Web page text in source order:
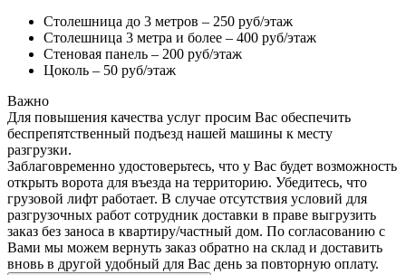
Столешница до 3 метров – 250 руб/этаж
Столешница 3 метра и более – 400 руб/этаж
Стеновая панель – 200 руб/этаж
Цоколь – 50 руб/этаж
Важно
Для повышения качества услуг просим Вас обеспечить
беспрепятственный подъезд нашей машины к месту
разгрузки.
Заблаговременно удостоверьтесь, что у Вас будет возможность
открыть ворота для въезда на территорию. Убедитесь, что
грузовой лифт работает. В случае отсутствия условий для
разгрузочных работ сотрудник доставки в праве выгрузить
заказ без заноса в квартиру/частный дом. По согласованию с
Вами мы можем вернуть заказ обратно на склад и доставить
вновь в другой удобный для Вас день за повторную оплату.